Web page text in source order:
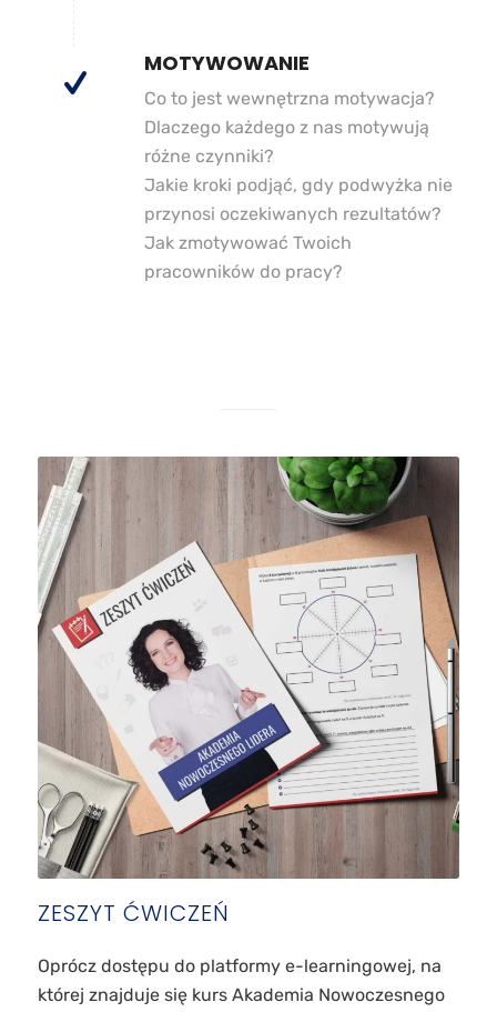
MOTYWOWANIE
Co to jest wewnętrzna motywacja?
Dlaczego każdego z nas motywują
różne czynniki?
Jakie kroki podjąć, gdy podwyżka nie
przynosi oczekiwanych rezultatów?
Jak zmotywować Twoich
pracowników do pracy?
ZESZYT ĆWICZEŃ
Oprócz dostępu do platformy e-learningowej, na
której znajduje się kurs Akademia Nowoczesnego